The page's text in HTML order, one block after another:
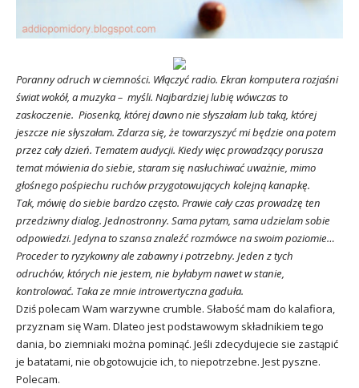
Poranny odruch w ciemności. Włączyć radio. Ekran komputera rozjaśni
świat wokół, a muzyka – myśli. Najbardziej lubię wówczas to
zaskoczenie. Piosenką, której dawno nie słyszałam lub taką, której
jeszcze nie słyszałam. Zdarza się, że towarzyszyć mi będzie ona potem
przez cały dzień. Tematem audycji. Kiedy więc prowadzący porusza
temat mówienia do siebie, staram się nasłuchiwać uważnie, mimo
głośnego pośpiechu ruchów przygotowujących kolejną kanapkę.
Tak, mówię do siebie bardzo często. Prawie cały czas prowadzę ten
przedziwny dialog. Jednostronny. Sama pytam, sama udzielam sobie
odpowiedzi. Jedyna to szansa znaleźć rozmówce na swoim poziomie…
Proceder to ryzykowny ale zabawny i potrzebny. Jeden z tych
odruchów, których nie jestem, nie byłabym nawet w stanie,
kontrolować. Taka ze mnie introwertyczna gaduła.
Dziś polecam Wam warzywne crumble. Słabość mam do kalafiora,
przyznam się Wam. Dlateo jest podstawowym składnikiem tego
dania, bo ziemniaki można pominąć. Jeśli zdecydujecie sie zastąpić
je batatami, nie obgotowujcie ich, to niepotrzebne. Jest pyszne.
Polecam.